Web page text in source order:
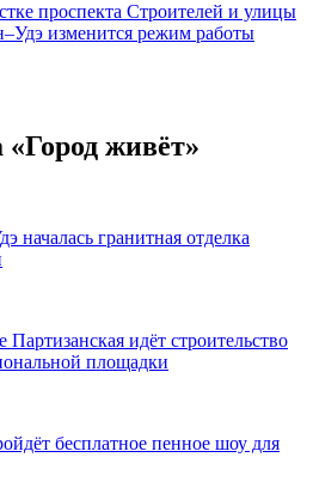
проспекта Строителей и улицы
изменится режим работы
«Город живёт»
началась гранитная отделка
идёт строительство
площадки
бесплатное пенное шоу для